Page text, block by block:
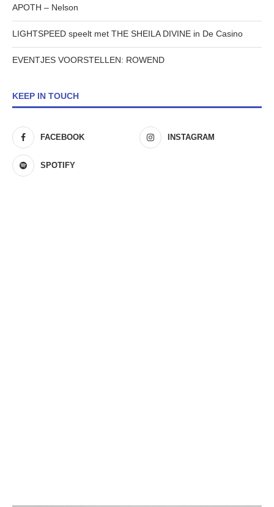
APOTH – Nelson
LIGHTSPEED speelt met THE SHEILA DIVINE in De Casino
EVENTJES VOORSTELLEN: ROWEND
KEEP IN TOUCH
FACEBOOK INSTAGRAM
SPOTIFY